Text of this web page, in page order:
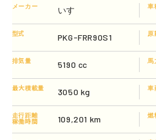
メーカー いすゞ 車
型式 PKG-FRR90S1 原
排気量 5190 cc 馬
最大積載量 3050 kg 車
走行距離
稼働時間
109,201 km 燃